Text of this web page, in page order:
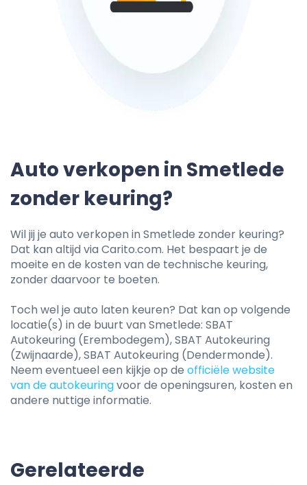
Auto verkopen in Smetlede
zonder keuring?
Wil jij je auto verkopen in Smetlede zonder keuring?
Dat kan altijd via Carito.com. Het bespaart je de
moeite en de kosten van de technische keuring,
zonder daarvoor te boeten.
Toch wel je auto laten keuren? Dat kan op volgende
locatie(s) in de buurt van Smetlede: SBAT
Autokeuring (Erembodegem), SBAT Autokeuring
(Zwijnaarde), SBAT Autokeuring (Dendermonde).
Neem eventueel een kijkje op de officiële website
van de autokeuringvoor de openingsuren, kosten en
andere nuttige informatie.
Gerelateerde